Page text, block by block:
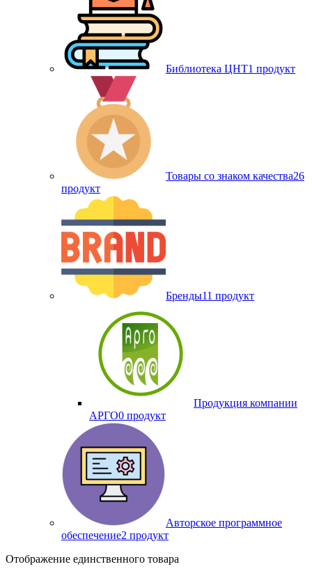
Библиотека ЦНТ1 продукт
Товары со знаком качества26
продукт
Бренды11 продукт
Продукция компании
АРГО0 продукт
Авторское программное
обеспечение2 продукт
Отображение единственного товара